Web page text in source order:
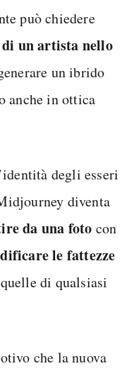
può chiedere
un artista nello
un ibrido
anche in ottica
degli esseri
diventa
da una foto con
le fattezze
di qualsiasi
che la nuova